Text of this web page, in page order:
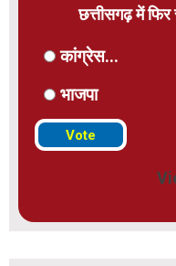
छत्तीसगढ़ में
कांग्रेस...
भाजपा